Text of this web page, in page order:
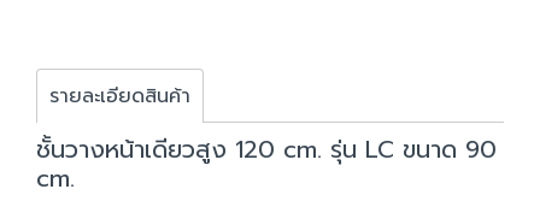
รายละเอียดสินค้า
ชั้นวางหน้าเดียวสูง 120 cm. รุ่น LC ขนาด 90
cm.